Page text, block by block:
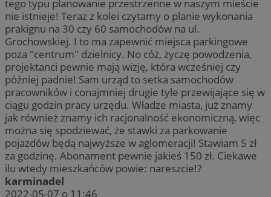
tego typu planowanie przestrzenne w naszym mieście
nie istnieje! Teraz z kolei czytamy o planie wykonania
prakignu na 30 czy 60 samochodów na ul.
Grochowskiej. I to ma zapewnić miejsca parkingowe
poza "centrum" dzielnicy. No cóż, życzę powodzenia,
projektanci pewnie mają wizję, która wcześniej czy
później padnie! Sam urząd to setka samochodów
pracowników i conajmniej drugie tyle przewijające się w
ciągu godzin pracy urzędu. Władze miasta, już znamy
jak również znamy ich racjonalność ekonomiczną, więc
można się spodziewać, że stawki za parkowanie
pojazdów będą najwyższe w aglomeracji! Stawiam 5 zł
za godzinę. Abonament pewnie jakieś 150 zł. Ciekawe
ilu wtedy mieszkańców powie: nareszcie!?
karminadel
2022-05-07 o 11:46